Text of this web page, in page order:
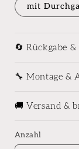
mit
🔄 Rückgabe
🔧 Montage &
🚚 Versand &
Anzahl
Anzahl